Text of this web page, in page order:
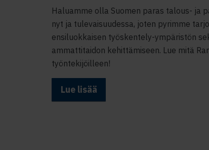
Haluamme olla Suomen paras talous- ja
nyt ja tulevaisuudessa, joten pyrimme
ensiluokkaisen työskentely-ympäristön
ammattitaidon kehittämiseen. Lue mitä
työntekijöilleen!
Lue lisää